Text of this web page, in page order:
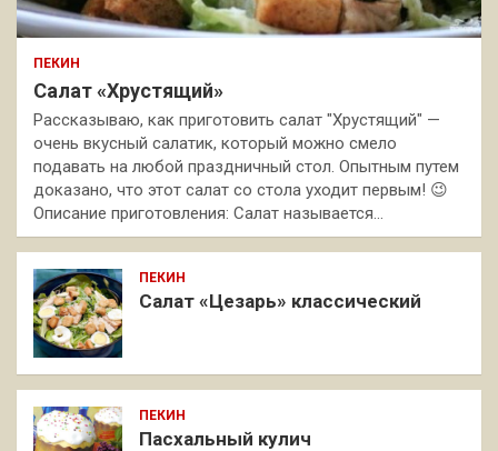
ПЕКИН
Салат «Хрустящий»
Рассказываю, как приготовить салат "Хрустящий" —
очень вкусный салатик, который можно смело
подавать на любой праздничный стол. Опытным путем
доказано, что этот салат со стола уходит первым! 😉
Описание приготовления: Салат называется…
ПЕКИН
Салат «Цезарь» классический
ПЕКИН
Пасхальный кулич